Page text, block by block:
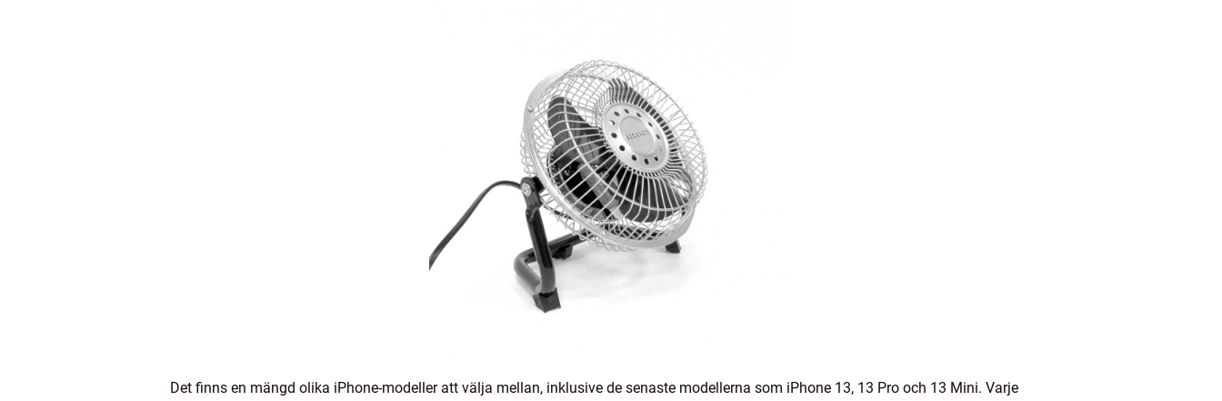
Det finns en mängd olika iPhone-modeller att välja mellan, inklusive de senaste modellerna som iPhone 13, 13 Pro och 13 Mini. Varje